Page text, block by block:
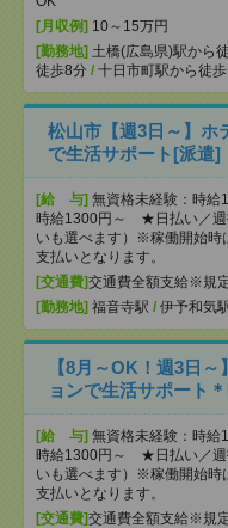
[月収例] 10～15万円
[勤務地] 土橋(広島県)駅から
徒歩8分 / 十日市町駅から徒歩
松山市【週3日～】ホ
で生活サポート[派遣]
[給 与] 無資格未経験：時
時給1300円～ ★日払い／週
いも選べます）※稼働開始時
支払いとなります。
[交通費]交通費全額支給※規
[勤務地] 福音寺駅 / 伊予和気
【8月～OK！週3日
ョンで生活サポート
[給 与] 無資格未経験：時
時給1300円～ ★日払い／週
いも選べます）※稼働開始時
支払いとなります。
[交通費]交通費全額支給※規